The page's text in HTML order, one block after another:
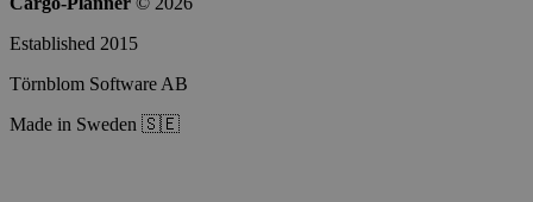
Established 2015
Törnblom Software AB
Made in Sweden 🇸🇪